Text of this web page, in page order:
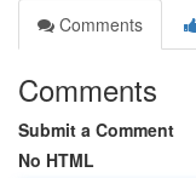
Comments
Comments
Submit a Comment
No HTML